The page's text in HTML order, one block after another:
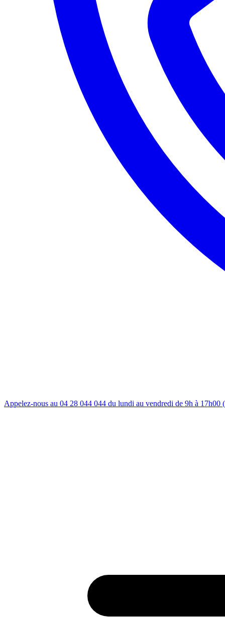
Appelez-nous au 04 28 044 044 du lundi au vendredi de 9h à 17h00